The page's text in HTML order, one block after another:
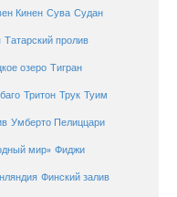
Кинен Сува Судан
Татарский пролив
озеро Тигран
Тритон Трук Туим
Умберто Пелиццари
мир» Фиджи
Финский залив